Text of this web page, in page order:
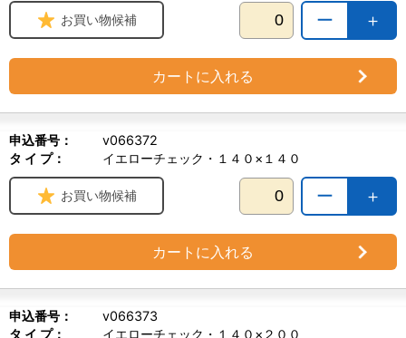
＋
ー
お買い物候補
カートに入れる
申込番号：
v066372
タ イ プ：
イエローチェック・１４０×１４０
＋
ー
お買い物候補
カートに入れる
申込番号：
v066373
タ イ プ：
イエローチェック・１４０×２００